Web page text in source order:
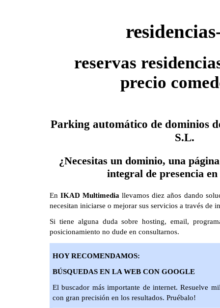
reservas
precio
Parking automático de dominios
S.L.
¿Necesitas un dominio, una
integral de presencia
EnIKAD Multimedia llevamos diez años dando
necesitan iniciarse o mejorar sus servicios a través de
Si tiene alguna duda sobre hosting, email,
posicionamiento no dude en consultarnos.
HOY RECOMENDAMOS:
BÚSQUEDAS EN LA WEB CON GOOGLE
El buscador más importante de internet. Resuelve
con gran precisión en los resultados. Pruébalo!